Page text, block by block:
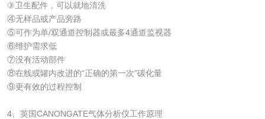
③卫生配件，可以就地清洗
④无样品或产品旁路
⑤可作为单/双通道控制器或最多4通道监视器
⑥维护需求低
⑦没有活动部件
⑧在线或罐内改进的“正确的第一次”碳化量
⑨更有效的过程控制
4、英国CANONGATE气体分析仪工作原理